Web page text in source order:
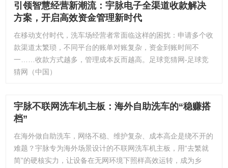
引领智慧经营新潮流：宇脉电子全渠道收款解决
方案，开启高效资金管理新时代
在移动支付时代，洗车场经营者常面临这样的困扰：申请多个收
款渠道太繁琐，不同平台的账单对账复杂，资金到账时间不
一……收款方式越多，管理成本反而越高。足球竞猜网-足球竞
猜网（中国）
宇脉不联网洗车机主板：海外自助洗车的“稳赚搭
档”
在海外做自助洗车，网络不稳、维护复杂、成本高企是绕不开的
难题？宇脉专为海外场景设计的不联网洗车机主板，用“去繁就
简”的硬核实力，让设备在无网环境下照样高效运转，成为乡